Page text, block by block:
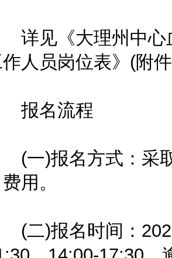
见《大理州中心
人员岗位表》(附
名流程
)报名方式：采取
用。
)报名时间：